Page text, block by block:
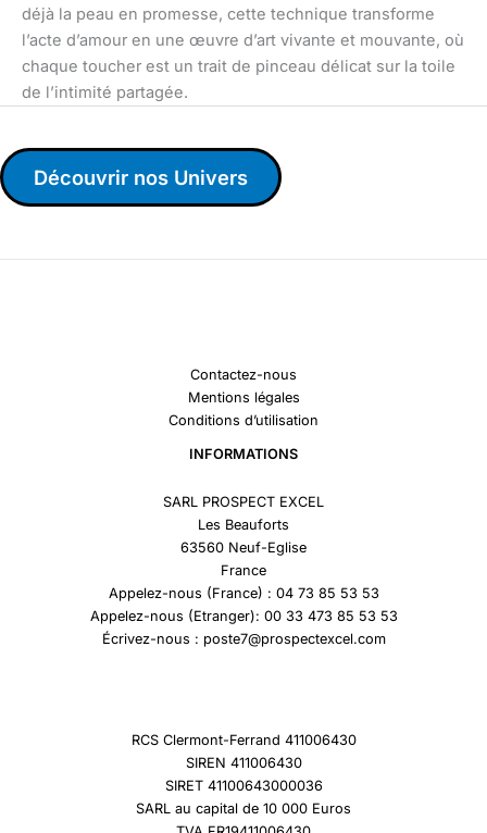
déjà la peau en promesse, cette technique transforme
l’acte d’amour en une œuvre d’art vivante et mouvante, où
chaque toucher est un trait de pinceau délicat sur la toile
de l’intimité partagée.
Découvrir nos Univers
Contactez-nous
Mentions légales
Conditions d’utilisation
INFORMATIONS
SARL PROSPECT EXCEL
Les Beauforts
63560 Neuf-Eglise
France
Appelez-nous (France) : 04 73 85 53 53
Appelez-nous (Etranger): 00 33 473 85 53 53
Écrivez-nous : poste7@prospectexcel.com
RCS Clermont-Ferrand 411006430
SIREN 411006430
SIRET 41100643000036
SARL au capital de 10 000 Euros